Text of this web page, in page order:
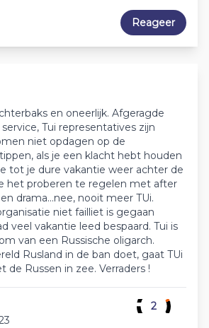
Reageer
en oneerlijk. Afgeragde
Tui representatives zijn
niet opdagen op de
als je een klacht hebt houden
tot je dure vakantie weer achter de
het proberen te regelen met after
drama...nee, nooit meer TUi.
niet failliet is gegaan
veel vakantie leed bespaard. Tui is
van een Russische oligarch.
Rusland in de ban doet, gaat TUi
de Russen in zee. Verraders !
2